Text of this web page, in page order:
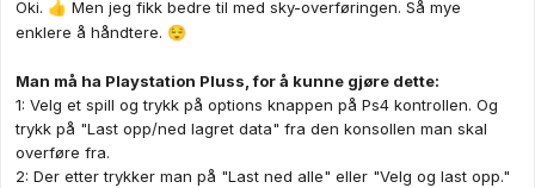
Oki. 👍 Men jeg fikk bedre til med sky-overføringen. Så mye
enklere å håndtere. 😌
Man må ha Playstation Pluss, for å kunne gjøre dette:
1: Velg et spill og trykk på options knappen på Ps4 kontrollen. Og
trykk på "Last opp/ned lagret data" fra den konsollen man skal
overføre fra.
2: Der etter trykker man på "Last ned alle" eller "Velg og last opp."